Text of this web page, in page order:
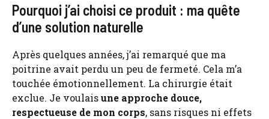
Pourquoi j’ai choisi ce produit : ma quête
d’une solution naturelle
Après quelques années, j’ai remarqué que ma
poitrine avait perdu un peu de fermeté. Cela m’a
touchée émotionnellement. La chirurgie était
exclue. Je voulaisune approche douce,
respectueuse de mon corps, sans risques ni effets